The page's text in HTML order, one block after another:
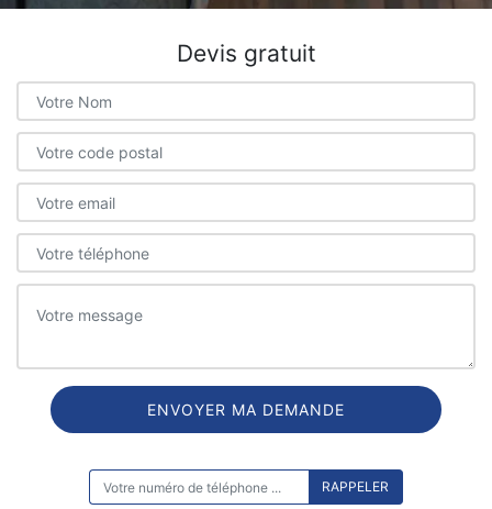
Devis gratuit